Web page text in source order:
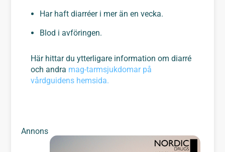
Har haft diarréer i mer än en vecka.
Blod i avföringen.
Här hittar du ytterligare information om diarré
och andra mag-tarmsjukdomar på
vårdguidens hemsida.
Annons